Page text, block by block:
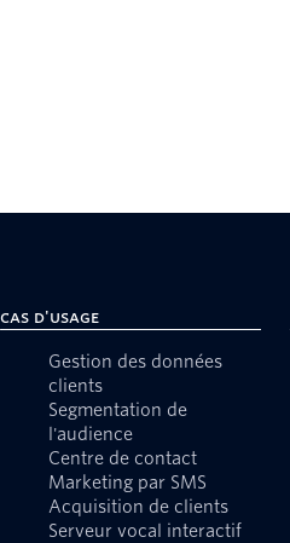
Cas d'usage
Gestion des données
clients
Segmentation de
l'audience
Centre de contact
Marketing par SMS
Acquisition de clients
Serveur vocal interactif